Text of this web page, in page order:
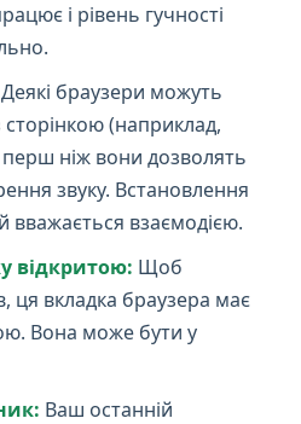
і рівень гучності
Деякі браузери можуть
сторінкою (наприклад,
ніж вони дозволять
звуку. Встановлення
вважається взаємодією.
відкритою: Щоб
ця вкладка браузера має
Вона може бути у
Ваш останній